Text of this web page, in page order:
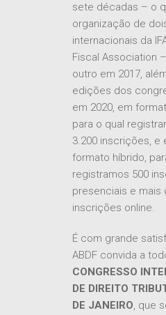
sete décadas – o
organização de
internacionais da
Fiscal Association
outro em 2017,
edições dos
em 2020, em
para o qual
3.200 inscrições, e
formato híbrido,
registramos 500
presenciais e mais
inscrições online.
É com grande
ABDF convida a
CONGRESSO
DE DIREITO
DE JANEIRO, que